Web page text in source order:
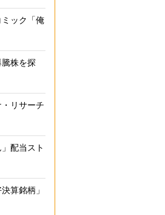
ック「俺
株を探
リサーチ
」配当スト
算銘柄」